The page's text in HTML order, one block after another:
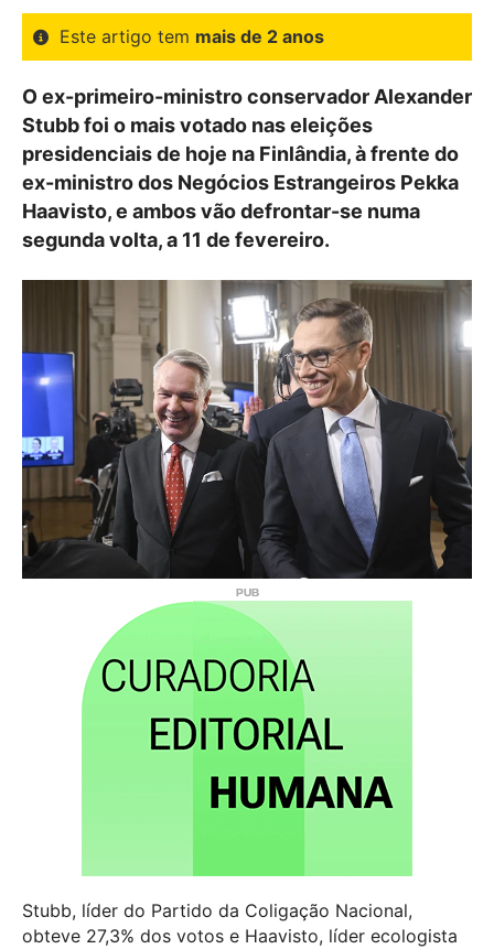
Este artigo tem mais de 2 anos
O ex-primeiro-ministro conservador Alexander
Stubb foi o mais votado nas eleições
presidenciais de hoje na Finlândia, à frente do
ex-ministro dos Negócios Estrangeiros Pekka
Haavisto, e ambos vão defrontar-se numa
segunda volta, a 11 de fevereiro.
Stubb, líder do Partido da Coligação Nacional,
obteve 27,3% dos votos e Haavisto, líder ecologista